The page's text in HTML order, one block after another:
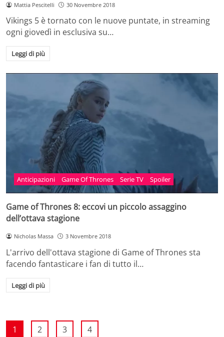
Mattia Pescitelli 30 Novembre 2018
Vikings 5 è tornato con le nuove puntate, in streaming
ogni giovedì in esclusiva su…
Leggi di più
Anticipazioni Game Of Thrones Serie TV Spoiler
Game of Thrones 8: eccovi un piccolo assaggino
dell’ottava stagione
Nicholas Massa 3 Novembre 2018
L'arrivo dell'ottava stagione di Game of Thrones sta
facendo fantasticare i fan di tutto il…
Leggi di più
1 2 3 4